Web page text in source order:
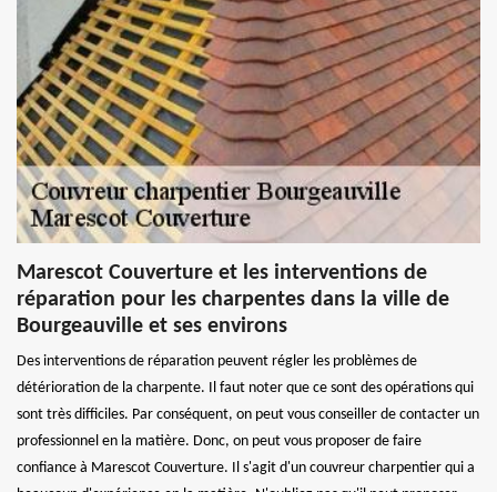
Marescot Couverture et les interventions de
réparation pour les charpentes dans la ville de
Bourgeauville et ses environs
Des interventions de réparation peuvent régler les problèmes de
détérioration de la charpente. Il faut noter que ce sont des opérations qui
sont très difficiles. Par conséquent, on peut vous conseiller de contacter un
professionnel en la matière. Donc, on peut vous proposer de faire
confiance à Marescot Couverture. Il s'agit d'un couvreur charpentier qui a